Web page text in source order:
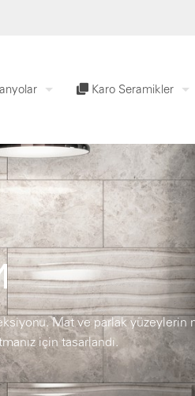
Karo Seramikler
Mat ve parlak yüzeylerin
için tasarlandı.